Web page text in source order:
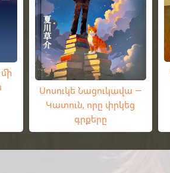
Սոսուկե Նացուկավա —
Կատուն, որը փրկեց
գրքերը